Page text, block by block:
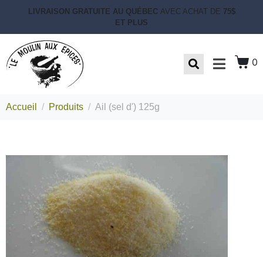
LIVRAISON GRATUITE AU QUÉBEC AVEC ACHAT DE 75$
ET PLUS
0
Accueil Produits Ail (sel d') 125g